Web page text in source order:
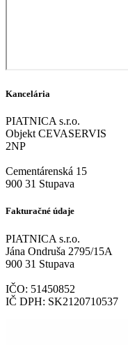
Kancelária
PIATNICA s.r.o.
Objekt CEVASERVIS
2NP
Cementárenská 15
900 31 Stupava
Fakturačné údaje
PIATNICA s.r.o.
Jána Ondruša 2795/15A
900 31 Stupava
IČO: 51450852
IČ DPH: SK2120710537